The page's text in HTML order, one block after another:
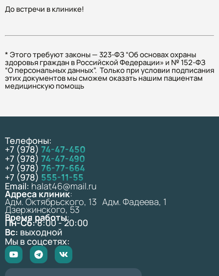
До встречи в клинике!
* Этого требуют законы — 323-ФЗ “Об основах охраны
здоровья граждан в Российской Федерации» и № 152-ФЗ
“О персональных данных”. Только при условии подписания
этих документов мы сможем оказать нашим пациентам
медицинскую помощь
Телефоны:
+7 (978) 74-47-450
+7 (978) 74-47-490
+7 (978) 76-77-664
+7 (978) 555-11-55
Email: halat46@mail.ru
Адреса клиник:
Адм. Октябрьского, 13 Адм. Фадеева, 1
Дзержинского, 53
Время работы:
Пн-Сб:8:00 - 20:00
Вс: выходной
Мы в соцсетях: